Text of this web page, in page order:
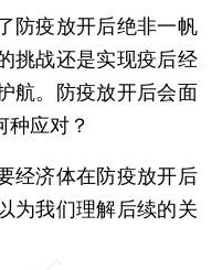
疫放开后绝非一帆
挑战还是实现疫后经
航。防疫放开后会面
种应对？
济体在防疫放开后
为我们理解后续的关